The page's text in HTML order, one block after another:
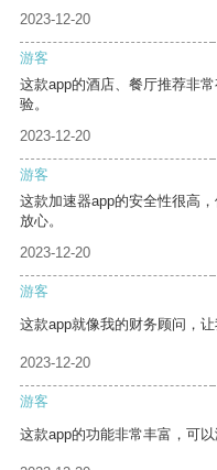
2023-12-20
游客
这款app的酒店、餐厅推荐非
验。
2023-12-20
游客
这款加速器app的安全性很高
放心。
2023-12-20
游客
这款app就像我的财务顾问，让
2023-12-20
游客
这款app的功能非常丰富，可以